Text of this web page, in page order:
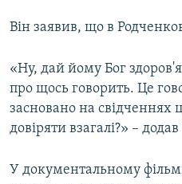
Він заявив, що в
«Ну, дай йому Бог
про щось говорить. Це
засновано на свідченнях
довіряти взагалі?» –
У документальному